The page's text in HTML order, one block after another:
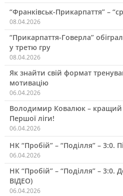
“Франківськ-Прикарпаття” –
08.04.2026
“Прикарпаття-Говерла”
у третю гру
08.04.2026
Як знайти свій формат
мотивацію
06.04.2026
Володимир Ковалюк – кращий
Першої ліги!
06.04.2026
НК “Пробій” – “Поділля” – 3:0.
06.04.2026
НК “Пробій” – “Поділля” – 3:0.
ВІДЕО)
06.04.2026